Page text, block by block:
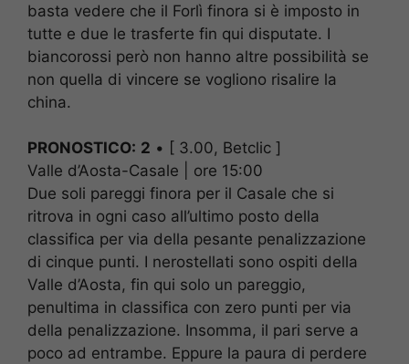
basta vedere che il Forlì finora si è imposto in
tutte e due le trasferte fin qui disputate. I
biancorossi però non hanno altre possibilità se
non quella di vincere se vogliono risalire la
china.
PRONOSTICO: 2 • [ 3.00, Betclic ]
Valle d’Aosta-Casale | ore 15:00
Due soli pareggi finora per il Casale che si
ritrova in ogni caso all’ultimo posto della
classifica per via della pesante penalizzazione
di cinque punti. I nerostellati sono ospiti della
Valle d’Aosta, fin qui solo un pareggio,
penultima in classifica con zero punti per via
della penalizzazione. Insomma, il pari serve a
poco ad entrambe. Eppure la paura di perdere